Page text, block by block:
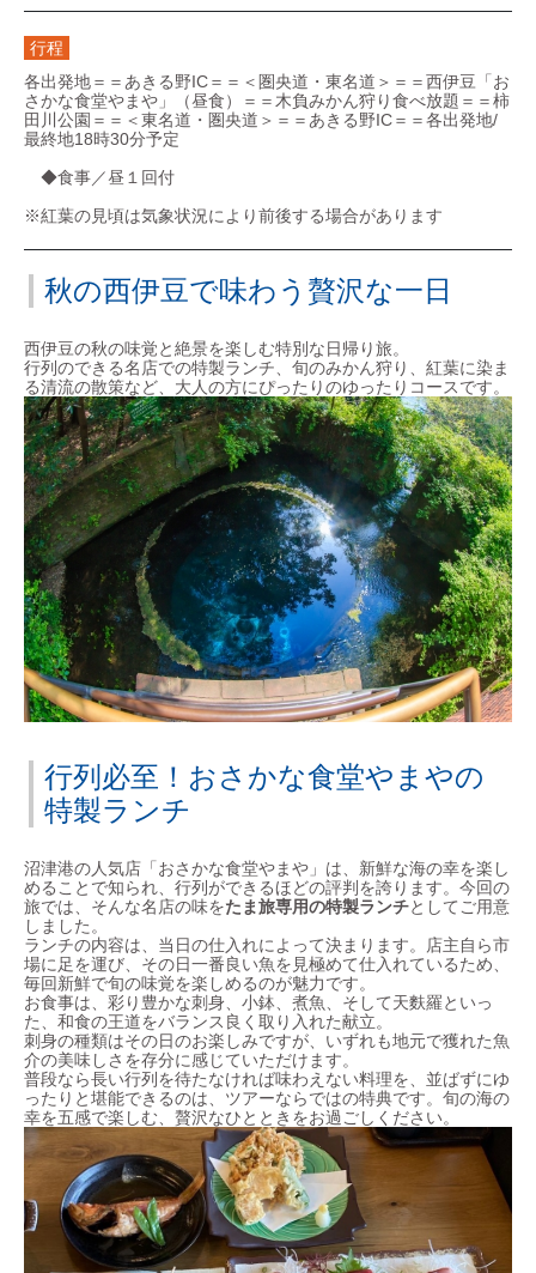
行程
各出発地＝＝あきる野IC＝＝＜圏央道・東名道＞＝＝西伊豆「お
さかな食堂やまや」（昼食）＝＝木負みかん狩り食べ放題＝＝柿
田川公園＝＝＜東名道・圏央道＞＝＝あきる野IC＝＝各出発地/
最終地18時30分予定
◆食事／昼１回付
※紅葉の見頃は気象状況により前後する場合があります
秋の西伊豆で味わう贅沢な一日
西伊豆の秋の味覚と絶景を楽しむ特別な日帰り旅。
行列のできる名店での特製ランチ、旬のみかん狩り、紅葉に染ま
る清流の散策など、大人の方にぴったりのゆったりコースです。
行列必至！おさかな食堂やまやの
特製ランチ
沼津港の人気店「おさかな食堂やまや」は、新鮮な海の幸を楽し
めることで知られ、行列ができるほどの評判を誇ります。今回の
旅では、そんな名店の味をたま旅専用の特製ランチとしてご用意
しました。
ランチの内容は、当日の仕入れによって決まります。店主自ら市
場に足を運び、その日一番良い魚を見極めて仕入れているため、
毎回新鮮で旬の味覚を楽しめるのが魅力です。
お食事は、彩り豊かな刺身、小鉢、煮魚、そして天麩羅といっ
た、和食の王道をバランス良く取り入れた献立。
刺身の種類はその日のお楽しみですが、いずれも地元で獲れた魚
介の美味しさを存分に感じていただけます。
普段なら長い行列を待たなければ味わえない料理を、並ばずにゆ
ったりと堪能できるのは、ツアーならではの特典です。旬の海の
幸を五感で楽しむ、贅沢なひとときをお過ごしください。